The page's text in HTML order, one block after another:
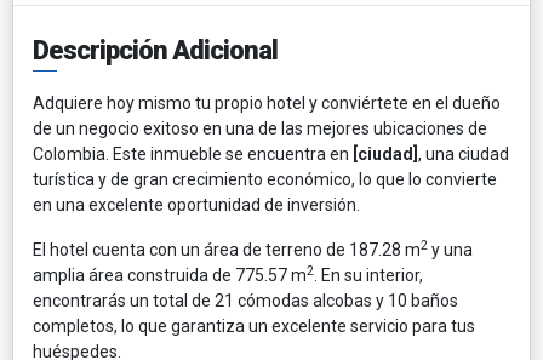
Descripción Adicional
Adquiere hoy mismo tu propio hotel y conviértete en el dueño
de un negocio exitoso en una de las mejores ubicaciones de
Colombia. Este inmueble se encuentra en [ciudad] , una ciudad
turística y de gran crecimiento económico, lo que lo convierte
en una excelente oportunidad de inversión.
El hotel cuenta con un área de terreno de 187.28 m2 y una
amplia área construida de 775.57 m2
. En su interior,
encontrarás un total de 21 cómodas alcobas y 10 baños
completos, lo que garantiza un excelente servicio para tus
huéspedes.